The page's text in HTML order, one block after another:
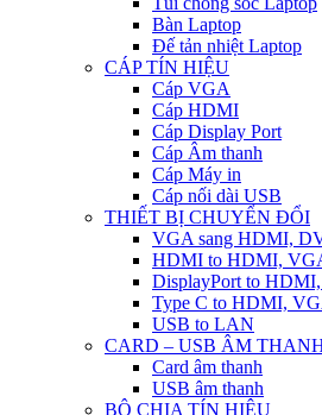
Bàn Laptop
Đế tản nhiệt Laptop
CÁP TÍN HIỆU
Cáp VGA
Cáp HDMI
Cáp Display Port
Cáp Âm thanh
Cáp Máy in
Cáp nối dài USB
THIẾT BỊ CHUYỂN ĐỔI
VGA sang HDMI,
HDMI to HDMI,
DisplayPort to
Type C to HDMI,
USB to LAN
CARD – USB ÂM
Card âm thanh
USB âm thanh
BỘ CHIA TÍN HIỆU